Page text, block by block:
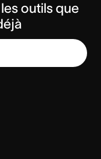
outils que